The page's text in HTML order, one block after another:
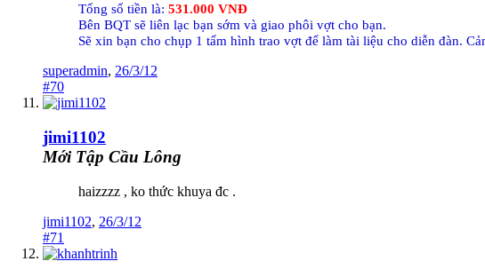
Tổng số tiền là: 531.000 VNĐ
Bên BQT sẽ liên lạc bạn sớm và giao phôi vợt cho bạn.
Sẽ xin bạn cho chụp 1 tấm hình trao vợt để làm tài liệu cho diễn đàn.
superadmin, 26/3/12
#70
jimi1102
Mới Tập Cầu Lông
haizzzz , ko thức khuya đc .
jimi1102, 26/3/12
#71